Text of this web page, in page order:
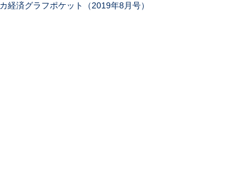
経済グラフポケット（2019年8月号）